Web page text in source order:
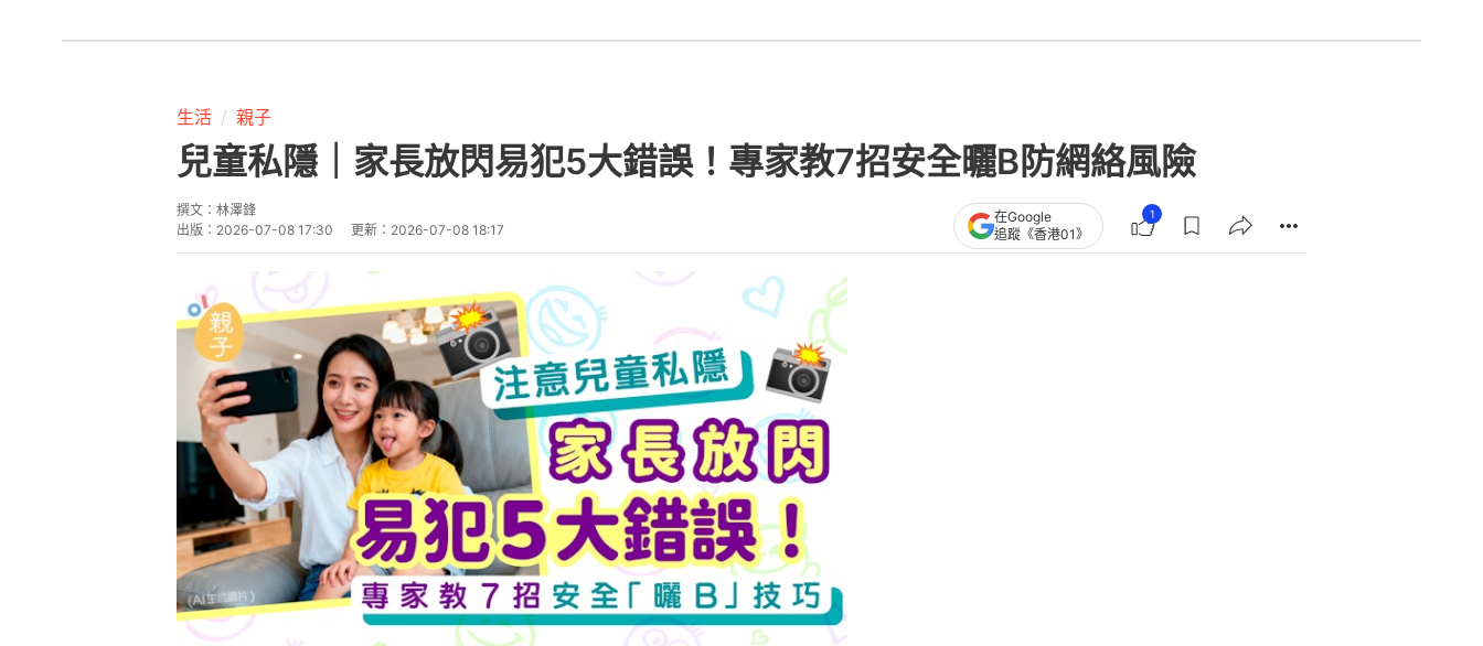
生活 親子
兒童私隱｜家長放閃易犯5大錯誤！專家教7招安全曬B防網絡風險
撰文： 林澤鋒
出版： 2026-07-08 17:30 更新： 2026-07-08 18:17
在Google
追蹤《香港01》
1